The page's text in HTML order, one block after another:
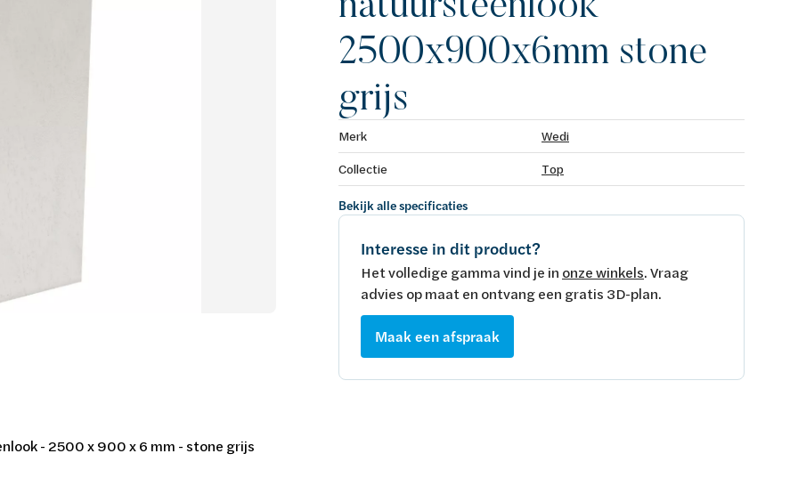
2500x900x6mm stone
grijs
Merk
Wedi
Collectie
Top
Bekijk alle specificaties
Interesse in dit product?
Het volledige gamma vind je in onze winkels. Vraag
advies op maat en ontvang een gratis 3D-plan.
Maak een afspraak
- 2500 x 900 x 6 mm - stone grijs